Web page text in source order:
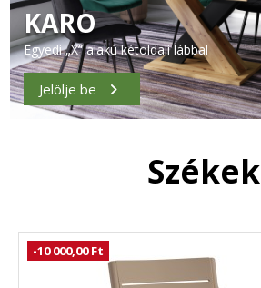
KARO
Egyedi „X” alakú kétoldali lábbal
Jelölje be
Székek
-10 000,00 Ft